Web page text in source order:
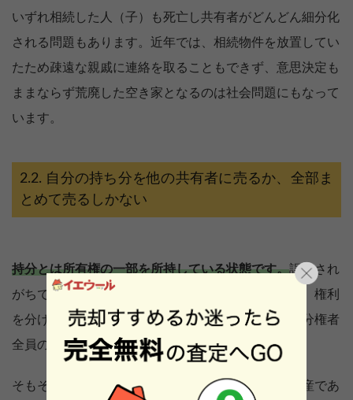
いずれ相続した人（子）も死亡し共有者がどんどん細分化
される問題もあります。近年では、相続物件を放置してい
たため疎遠な親戚に連絡を取ることもできず、意思決定も
ままならず荒廃した空き家となるのは社会問題にもなって
います。
自分の持ち分を他の共有者に売るか、全部ま
とめて売るしかない
持分とは所有権の一部を所持している状態です。誤解され
がちですが、不動産を面積で分けているのではなく、権利
を分けているのであり、あくまで不動産は共有者持分権者
全員の共有物となります。
そもそも不動産は物理的に分割することが難しい財産であ